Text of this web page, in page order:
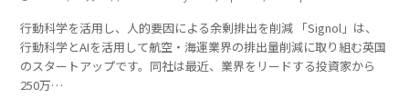
行動科学を活用し、人的要因による余剰排出を削減 「Signol」は、
行動科学とAIを活用して航空・海運業界の排出量削減に取り組む英国
のスタートアップです。同社は最近、業界をリードする投資家から
250万…